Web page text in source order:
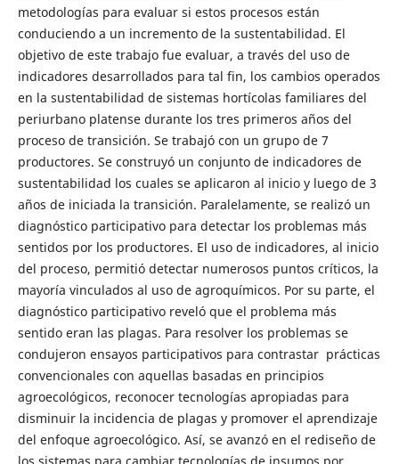
metodologías para evaluar si estos procesos están
conduciendo a un incremento de la sustentabilidad. El
objetivo de este trabajo fue evaluar, a través del uso de
indicadores desarrollados para tal fin, los cambios operados
en la sustentabilidad de sistemas hortícolas familiares del
periurbano platense durante los tres primeros años del
proceso de transición. Se trabajó con un grupo de 7
productores. Se construyó un conjunto de indicadores de
sustentabilidad los cuales se aplicaron al inicio y luego de 3
años de iniciada la transición. Paralelamente, se realizó un
diagnóstico participativo para detectar los problemas más
sentidos por los productores. El uso de indicadores, al inicio
del proceso, permitió detectar numerosos puntos críticos, la
mayoría vinculados al uso de agroquímicos. Por su parte, el
diagnóstico participativo reveló que el problema más
sentido eran las plagas. Para resolver los problemas se
condujeron ensayos participativos para contrastar prácticas
convencionales con aquellas basadas en principios
agroecológicos, reconocer tecnologías apropiadas para
disminuir la incidencia de plagas y promover el aprendizaje
del enfoque agroecológico. Así, se avanzó en el rediseño de